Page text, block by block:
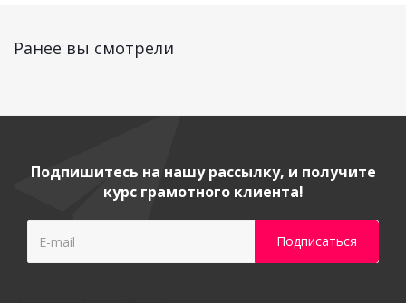
Ранее вы смотрели
Подпишитесь на нашу рассылку, и получите
курс грамотного клиента!